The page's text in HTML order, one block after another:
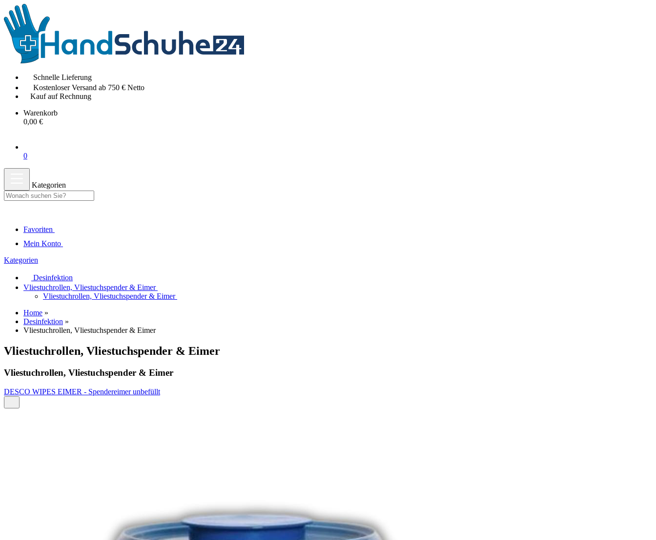
Schnelle Lieferung
Kostenloser Versand ab 750 € Netto
Kauf auf Rechnung
Warenkorb
0,00 €
0
Kategorien
Favoriten
Mein Konto
Kategorien
Desinfektion
Vliestuchrollen, Vliestuchspender & Eimer
Vliestuchrollen, Vliestuchspender & Eimer
Home »
Desinfektion »
Vliestuchrollen, Vliestuchspender & Eimer
Vliestuchrollen, Vliestuchspender & Eimer
Vliestuchrollen, Vliestuchspender & Eimer
DESCO WIPES EIMER - Spendereimer unbefüllt